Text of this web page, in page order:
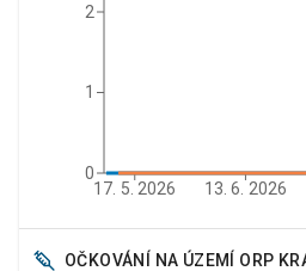
17. 5. 2026 13. 6. 2026
0
1
2
OČKOVÁNÍ NA ÚZEMÍ ORP